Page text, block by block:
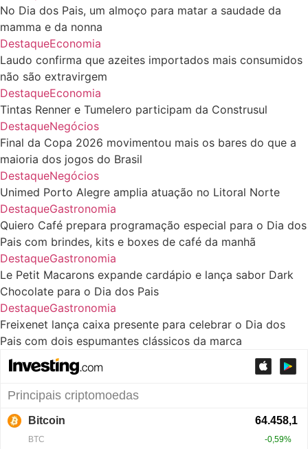
No Dia dos Pais, um almoço para matar a saudade da
mamma e da nonna
DestaqueEconomia
Laudo confirma que azeites importados mais consumidos
não são extravirgem
DestaqueEconomia
Tintas Renner e Tumelero participam da Construsul
DestaqueNegócios
Final da Copa 2026 movimentou mais os bares do que a
maioria dos jogos do Brasil
DestaqueNegócios
Unimed Porto Alegre amplia atuação no Litoral Norte
DestaqueGastronomia
Quiero Café prepara programação especial para o Dia dos
Pais com brindes, kits e boxes de café da manhã
DestaqueGastronomia
Le Petit Macarons expande cardápio e lança sabor Dark
Chocolate para o Dia dos Pais
DestaqueGastronomia
Freixenet lança caixa presente para celebrar o Dia dos
Pais com dois espumantes clássicos da marca